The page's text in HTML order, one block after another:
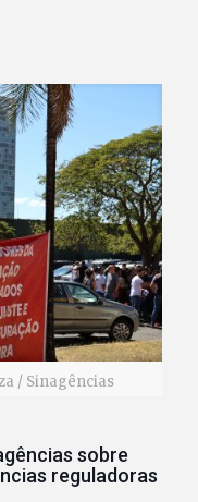
/ Sinagências
sobre
reguladoras